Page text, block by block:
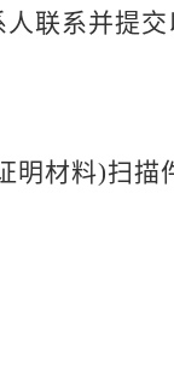
联系并提交
明材料)扫描